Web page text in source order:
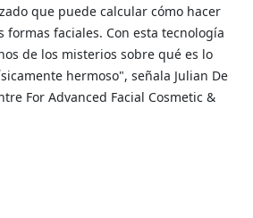
que puede calcular cómo hacer
formas faciales. Con esta tecnología
de los misterios sobre qué es lo
hermoso", señala Julian De
For Advanced Facial Cosmetic &